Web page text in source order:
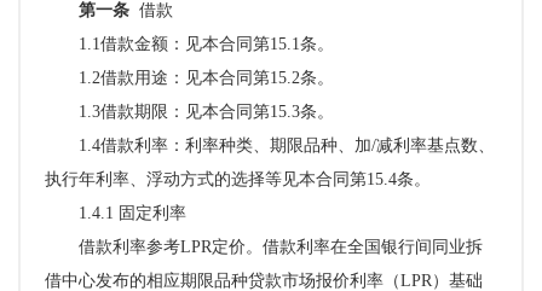
第一条 借款
1.1借款金额：见本合同第15.1条。
1.2借款用途：见本合同第15.2条。
1.3借款期限：见本合同第15.3条。
1.4借款利率：利率种类、期限品种、加/减利率基点数、
执行年利率、浮动方式的选择等见本合同第15.4条。
1.4.1 固定利率
借款利率参考LPR定价。借款利率在全国银行间同业拆
借中心发布的相应期限品种贷款市场报价利率（LPR）基础